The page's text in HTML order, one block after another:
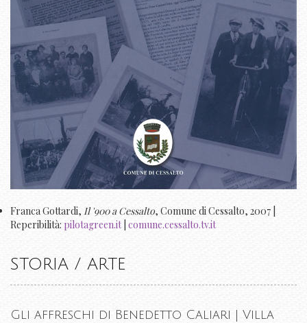
Franca Gottardi, Il '900 a Cessalto, Comune di Cessalto, 2007 |
Reperibilità: pilotagreen.it| comune.cessalto.tv.it
STORIA / ARTE
Gli affreschi di Benedetto Caliari | Villa